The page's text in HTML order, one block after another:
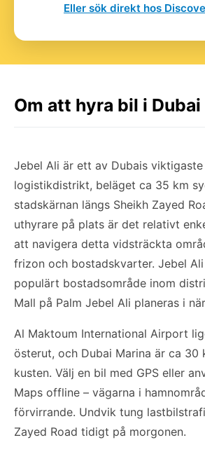
Eller sök direkt hos
Om att hyra bil i
Jebel Ali är ett av Dubais
logistikdistrikt, beläget ca 35 km
stadskärnan längs Sheikh Zayed
uthyrare på plats är det relativt
att navigera detta vidsträckta
frizon och bostadskvarter. Jebel
populärt bostadsområde inom
Mall på Palm Jebel Ali planeras i
Al Maktoum International Airport
österut, och Dubai Marina är ca 30
kusten. Välj en bil med GPS eller
Maps offline – vägarna i
förvirrande. Undvik tung
Zayed Road tidigt på morgonen.